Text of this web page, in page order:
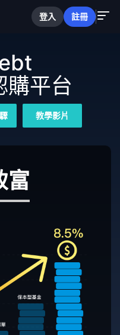
登入 註冊
購平台
教學影片
富